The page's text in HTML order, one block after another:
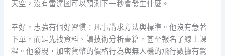
天空，沒有雷達圖可以預測下一秒會發生什麼。
幸好，志強有個好習慣：凡事講求方法與標準。他沒有急著
下單，而是先找資料、讀技術分析書籍，甚至報名了線上課
程。他發現，加密貨幣的價格行為與無人機的飛行數據有驚